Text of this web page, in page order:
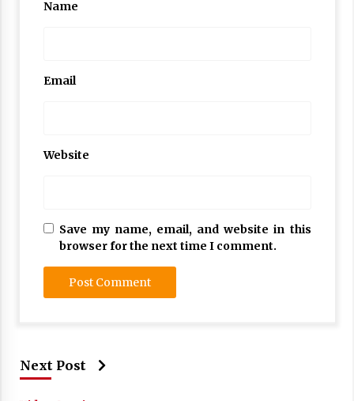
Name
Email
Website
Save my name, email, and website in this
browser for the next time I comment.
Next Post